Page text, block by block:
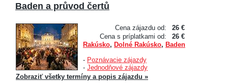
Baden a průvod čertů
Cena zájazdu od:
26 €
Cena s príplatkami od:
26 €
Rakúsko, Dolné Rakúsko, Baden
- Poznávacie zájazdy
- Jednodňové zájazdy
Zobraziť všetky termíny a popis zájazdu »